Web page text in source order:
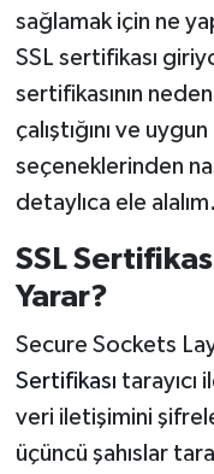
sağlamak için ne
SSL sertifikası
sertifikasının
çalıştığını ve
seçeneklerinden
detaylıca ele alalım.
SSL
Yarar?
Secure Sockets
Sertifikası tarayıcı
veri iletişimini
üçüncü şahıslar